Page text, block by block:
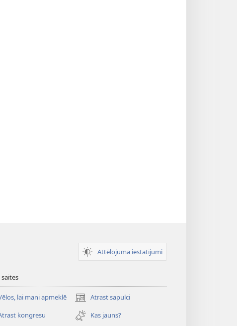
Attēlojuma iestatījumi
saites
lai mani apmeklē Atrast sapulci
(opens
new
window)
kongresu
Kas jauns?